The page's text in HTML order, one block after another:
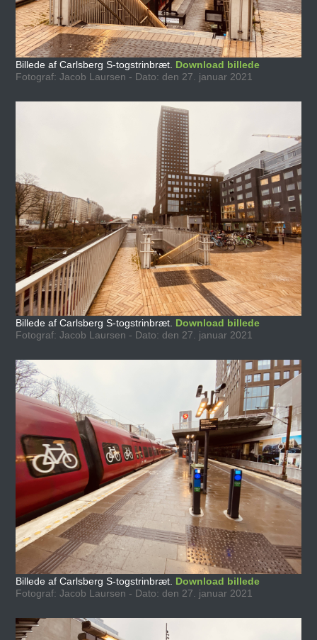
Billede af Carlsberg S-togstrinbræt. Download billede
Fotograf: Jacob Laursen - Dato: den 27. januar 2021
Billede af Carlsberg S-togstrinbræt. Download billede
Fotograf: Jacob Laursen - Dato: den 27. januar 2021
Billede af Carlsberg S-togstrinbræt. Download billede
Fotograf: Jacob Laursen - Dato: den 27. januar 2021